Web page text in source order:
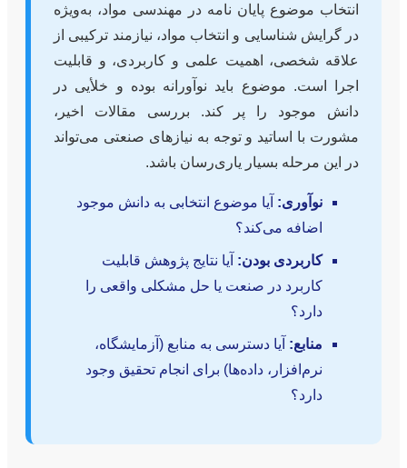
انتخاب موضوع پایان نامه در مهندسی مواد، به‌ویژه
در گرایش شناسایی و انتخاب مواد، نیازمند ترکیبی از
علاقه شخصی، اهمیت علمی و کاربردی، و قابلیت
اجرا است. موضوع باید نوآورانه بوده و خلأیی در
دانش موجود را پر کند. بررسی مقالات اخیر،
مشورت با اساتید و توجه به نیازهای صنعتی می‌تواند
در این مرحله بسیار یاری‌رسان باشد.
نوآوری: آیا موضوع انتخابی به دانش موجود
اضافه می‌کند؟
کاربردی بودن: آیا نتایج پژوهش قابلیت
کاربرد در صنعت یا حل مشکلی واقعی را
دارد؟
منابع: آیا دسترسی به منابع (آزمایشگاه،
نرم‌افزار، داده‌ها) برای انجام تحقیق وجود
دارد؟